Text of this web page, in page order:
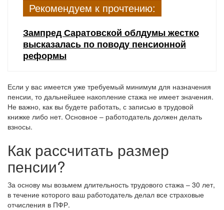
Рекомендуем к прочтению:
Зампред Саратовской облдумы жестко
высказалась по поводу пенсионной
реформы
Если у вас имеется уже требуемый минимум для назначения
пенсии, то дальнейшее накопление стажа не имеет значения.
Не важно, как вы будете работать, с записью в трудовой
книжке либо нет. Основное – работодатель должен делать
взносы.
Как рассчитать размер
пенсии?
За основу мы возьмем длительность трудового стажа – 30 лет,
в течение которого ваш работодатель делал все страховые
отчисления в ПФР.